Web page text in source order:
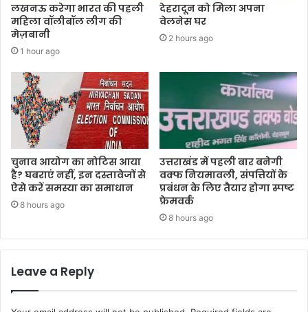
लखनऊ करेगा भारत की पहली
महिला वॉलीबॉल लीग की
मेज़बानी
1 hour ago
देहरादून को मिला अपना
वेलनेस घर
2 hours ago
चुनाव आयोग का नोटिस आया
है? घबराएं नहीं, इन दस्तावेजों से
ऐसे करें समस्या का समाधान
8 hours ago
उत्तराखंड में पहली बार बनेगी
वक्फ नियमावली, संपत्तियों के
प्रबंधन के लिए तैयार होगा स्पष्ट
फ्रेमवर्क
8 hours ago
Leave a Reply